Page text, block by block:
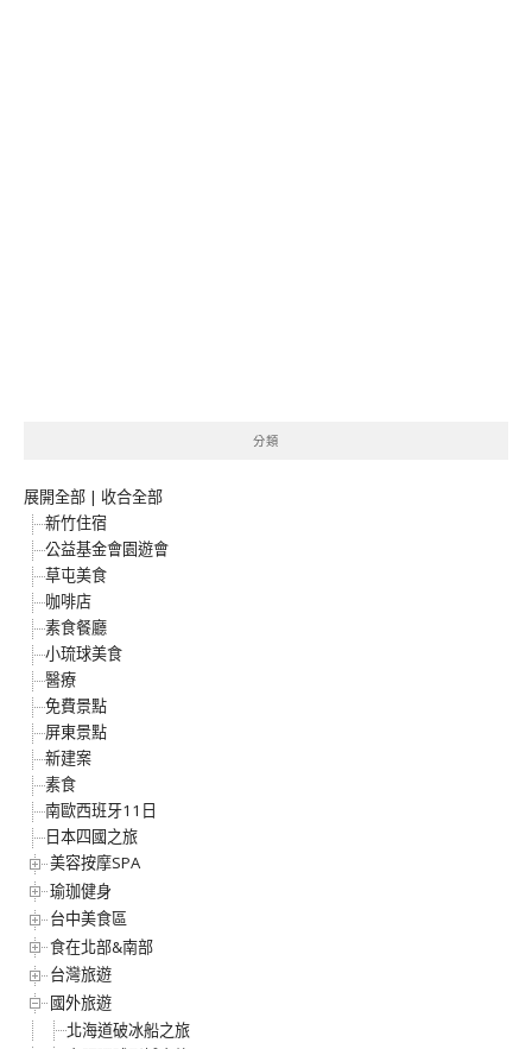
分類
展開全部 | 收合全部
新竹住宿
公益基金會園遊會
草屯美食
咖啡店
素食餐廳
小琉球美食
醫療
免費景點
屏東景點
新建案
素食
南歐西班牙11日
日本四國之旅
美容按摩SPA
瑜珈健身
台中美食區
食在北部&南部
台灣旅遊
國外旅遊
北海道破冰船之旅